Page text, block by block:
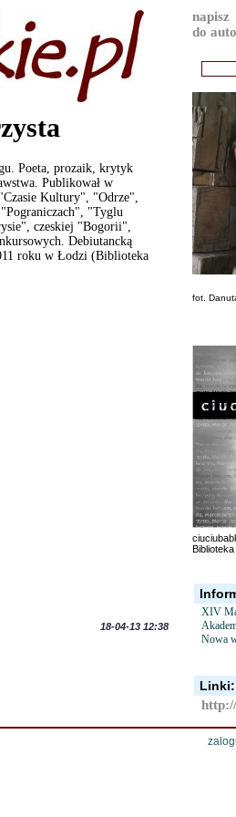
Poeta, prozaik, krytyk
Publikował w
Kultury", "Odrze",
"Tyglu
czeskiej "Bogorii",
Debiutancką
roku w Łodzi (Biblioteka
18-04-13 12:38
napisz
do
fot.
Biblioteka
XIV
Nowa
Linki: